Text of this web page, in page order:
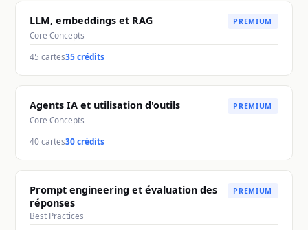
LLM, embeddings et RAG PREMIUM
Core Concepts
45 cartes35 crédits
Agents IA et utilisation d'outils PREMIUM
Core Concepts
40 cartes30 crédits
Prompt engineering et évaluation des
réponses
PREMIUM
Best Practices